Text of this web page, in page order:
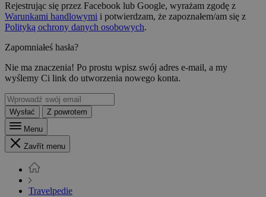
Rejestrując się przez Facebook lub Google, wyrażam zgodę z
Warunkami handlowymi i potwierdzam, że zapoznałem/am się z
Polityką ochrony danych osobowych.
Zapomniałeś hasła?
Nie ma znaczenia! Po prostu wpisz swój adres e-mail, a my
wyślemy Ci link do utworzenia nowego konta.
Wysłać
Z powrotem
Menu
Zavřít menu
Travelpedie